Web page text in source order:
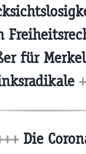
für
Die